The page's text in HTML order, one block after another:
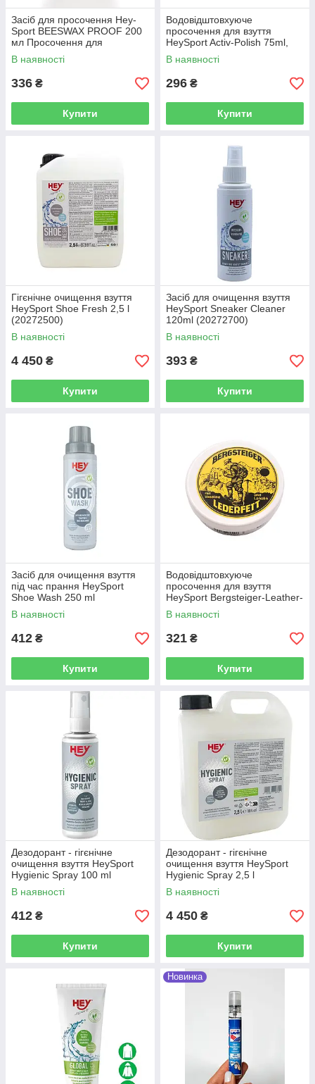
Засіб для просочення Hey-
Sport BEESWAX PROOF 200
мл Просочення для
шкіряного взуття
В наявності
336 ₴
Купити
Водовідштовхуюче
просочення для взуття
HeySport Activ-Polish 75ml,
Чорний
В наявності
296 ₴
Купити
Гігєнічне очищення взуття
HeySport Shoe Fresh 2,5 l
(20272500)
В наявності
4 450 ₴
Купити
Засіб для очищення взуття
HeySport Sneaker Cleaner
120ml (20272700)
В наявності
393 ₴
Купити
Засіб для очищення взуття
під час прання HeySport
Shoe Wash 250 ml
(20640000)
В наявності
412 ₴
Купити
Водовідштовхуюче
просочення для взуття
HeySport Bergsteiger-Leather-
Grease black 150 ml
В наявності
321 ₴
Купити
Дезодорант - гігєнічне
очищення взуття HeySport
Hygienic Spray 100 ml
В наявності
412 ₴
Купити
Дезодорант - гігєнічне
очищення взуття HeySport
Hygienic Spray 2,5 l
В наявності
4 450 ₴
Купити
Новинка